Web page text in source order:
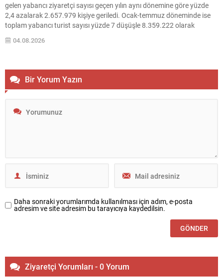
gelen yabancı ziyaretçi sayısı geçen yılın aynı dönemine göre yüzde
2,4 azalarak 2.657.979 kişiye geriledi. Ocak-temmuz döneminde ise
toplam yabancı turist sayısı yüzde 7 düşüşle 8.359.222 olarak
kaydedildi. Jeopolitik gelişmeler başta olmak üzere dış etkenler,
bölgede turizm rakamlarını olumsuz etkiledi....
04.08.2026
Bir Yorum Yazın
Daha sonraki yorumlarımda kullanılması için adım, e-posta
adresim ve site adresim bu tarayıcıya kaydedilsin.
Ziyaretçi Yorumları - 0 Yorum